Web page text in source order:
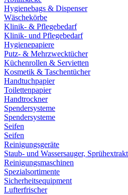
Hygienebags & Dispenser
Wäschekörbe
Klinik- & Pflegebedarf
Klinik- und Pflegebedarf
Hygienepapiere
Putz- & Mehrzwecktücher
Küchenrollen & Servietten
Kosmetik & Taschentücher
Handtuchpapier
Toilettenpapier
Handtrockner
Spendersysteme
Spendersysteme
Seifen
Seifen
Reinigungsgeräte
Staub- und Wassersauger,
Reinigungsmaschinen
Spezialsortimente
Sicherheitsequipment
Lufterfrischer